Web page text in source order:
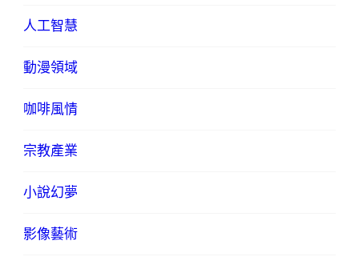
人工智慧
動漫領域
咖啡風情
宗教產業
小說幻夢
影像藝術